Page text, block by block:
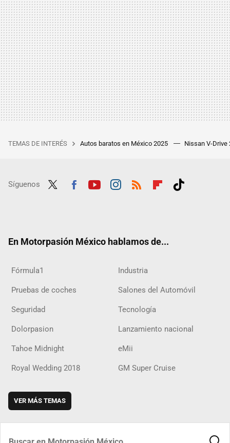
TEMAS DE INTERÉS Autos baratos en México 2025 Nissan V-Drive
Síguenos
En Motorpasión México hablamos de...
Fórmula1 Industria
Pruebas de coches Salones del Automóvil
Seguridad Tecnología
Dolorpasion Lanzamiento nacional
Tahoe Midnight eMii
Royal Wedding 2018 GM Super Cruise
VER MÁS TEMAS